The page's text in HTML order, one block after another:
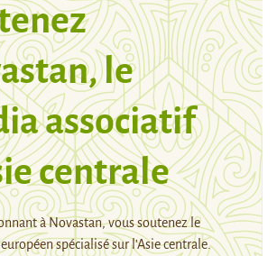
le
associatif
centrale
à Novastan, vous soutenez le
spécialisé sur l’Asie centrale.